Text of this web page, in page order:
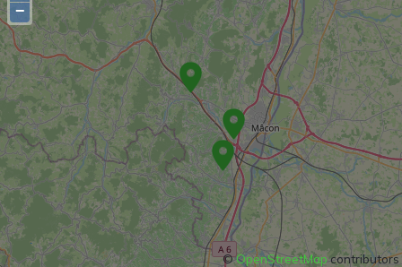
−
©OpenStreetMapcontributors